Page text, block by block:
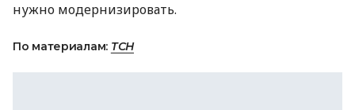
нужно модернизировать.
По материалам: ТСН